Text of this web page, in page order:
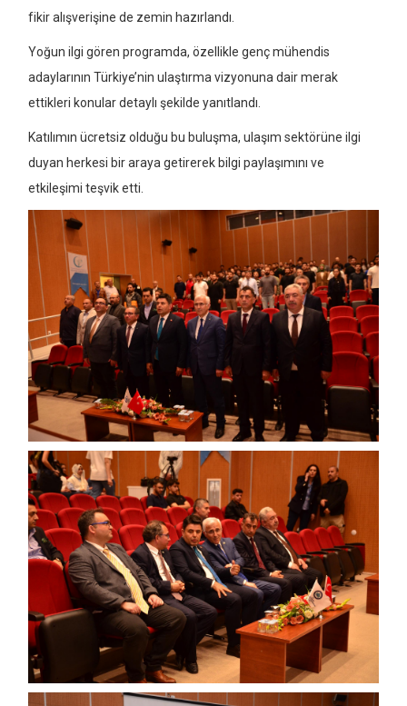
fikir alışverişine de zemin hazırlandı.
Yoğun ilgi gören programda, özellikle genç mühendis
adaylarının Türkiye’nin ulaştırma vizyonuna dair merak
ettikleri konular detaylı şekilde yanıtlandı.
Katılımın ücretsiz olduğu bu buluşma, ulaşım sektörüne ilgi
duyan herkesi bir araya getirerek bilgi paylaşımını ve
etkileşimi teşvik etti.